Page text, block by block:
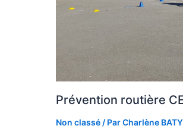
Prévention routière
Non classé/ ParCharlène BATY